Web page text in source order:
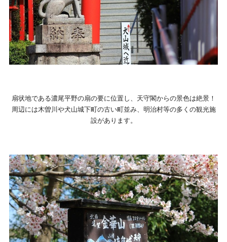
扇状地である濃尾平野の扇の要に位置し、天守閣からの景色は絶景！
周辺には木曽川や犬山城下町の古い町並み、明治村等の多くの観光施
設があります。